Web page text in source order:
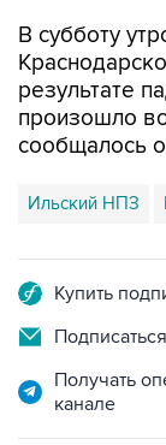
В субботу
результате
произошло
сообщалось
Ильский НПЗ
Купить
Получать
канале